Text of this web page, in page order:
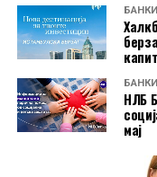
не ги опфаќа
индекс на
плаќаат граѓаните.
БАНКИ
БАНКИ
НЛБ
мај